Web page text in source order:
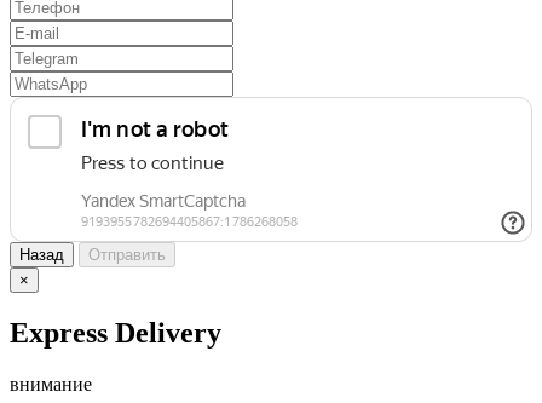
Назад
Отправить
×
Express Delivery
внимание